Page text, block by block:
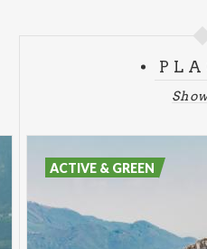
ACTIVE & GREEN